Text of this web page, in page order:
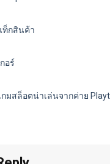
ท็กสินค้า
อร์
กมสล็อตน่าเล่นจากค่าย